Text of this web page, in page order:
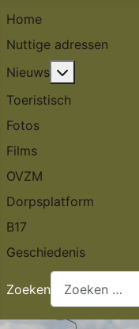
Home
Nuttige adressen
Nieuws
Toeristisch
Fotos
Films
OVZM
Dorpsplatform
B17
Geschiedenis
Zoeken